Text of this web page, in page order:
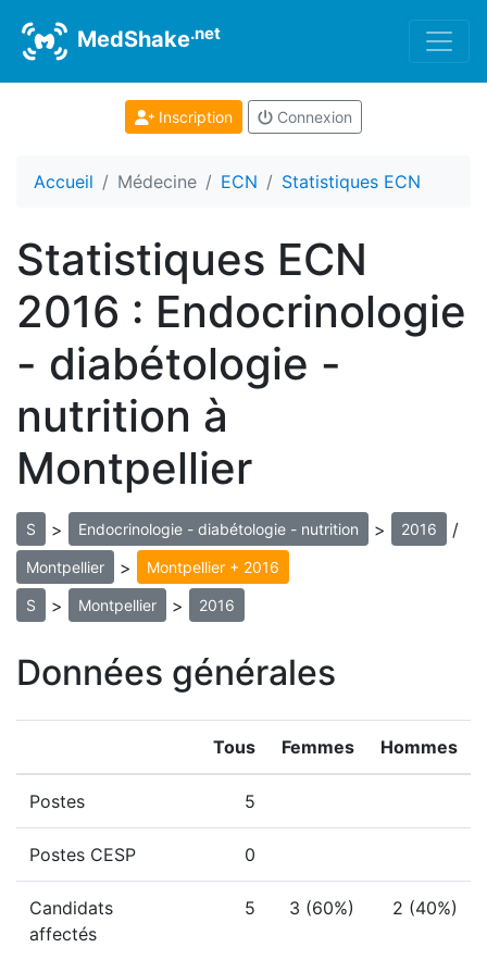
MedShake.net
Inscription Connexion
Accueil Médecine ECN Statistiques ECN
Statistiques ECN
2016 : Endocrinologie
- diabétologie -
nutrition à
Montpellier
S > Endocrinologie - diabétologie - nutrition > 2016 /
Montpellier > Montpellier + 2016
S > Montpellier > 2016
Données générales
Tous Femmes Hommes
Postes 5
Postes CESP 0
Candidats
affectés
5 3 (60%) 2 (40%)